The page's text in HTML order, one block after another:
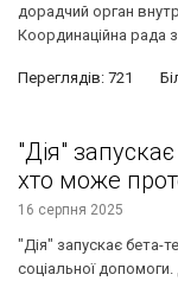
дорадчий орган
Координаційна рада
Переглядів: 721
"Дія"
хто може
16 серпня 2025
"Дія" запускає бета-
соціальної